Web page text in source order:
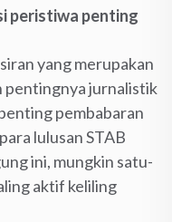
peristiwa penting
yang merupakan
pentingnya jurnalistik
pembabaran
lulusan STAB
ini, mungkin satu-
aktif keliling